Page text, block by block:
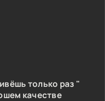
только раз "
качестве